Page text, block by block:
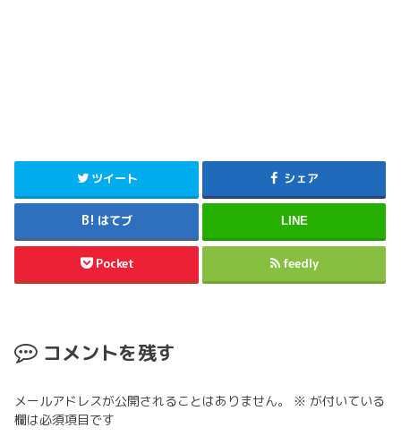
ツイート シェア
はてブ LINE
Pocket feedly
コメントを残す
メールアドレスが公開されることはありません。 ※ が付いている
欄は必須項目です